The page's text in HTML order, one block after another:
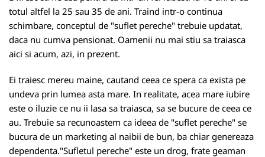
totul altfel la 25 sau 35 de ani. Traind intr-o continua
schimbare, conceptul de "suflet pereche" trebuie updatat,
daca nu cumva pensionat. Oamenii nu mai stiu sa traiasca
aici si acum, azi, in prezent.
Ei traiesc mereu maine, cautand ceea ce spera ca exista pe
undeva prin lumea asta mare. In realitate, acea mare iubire
este o iluzie ce nu ii lasa sa traiasca, sa se bucure de ceea ce
au. Trebuie sa recunoastem ca ideea de "suflet pereche" se
bucura de un marketing al naibii de bun, ba chiar genereaza
dependenta."Sufletul pereche" este un drog, frate geaman